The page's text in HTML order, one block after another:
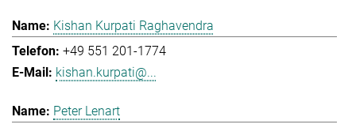
Kishan Kurpati Raghavendra
+49 551 201-1774
kishan.kurpati@...
Peter Lenart